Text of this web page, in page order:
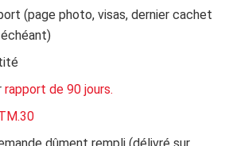
(page photo, visas, dernier cachet
rapport de 90 jours.